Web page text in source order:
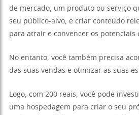
de mercado, um produto ou serviço
seu público-alvo, e criar conteúdo
para atrair e convencer os potenciais
No entanto, você também precisa
das suas vendas e otimizar as suas
Logo, com 200 reais, você pode
uma hospedagem para criar o seu